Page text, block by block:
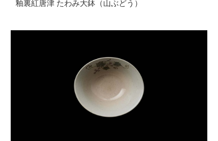
釉裏紅唐津 たわみ大鉢（山ぶどう）